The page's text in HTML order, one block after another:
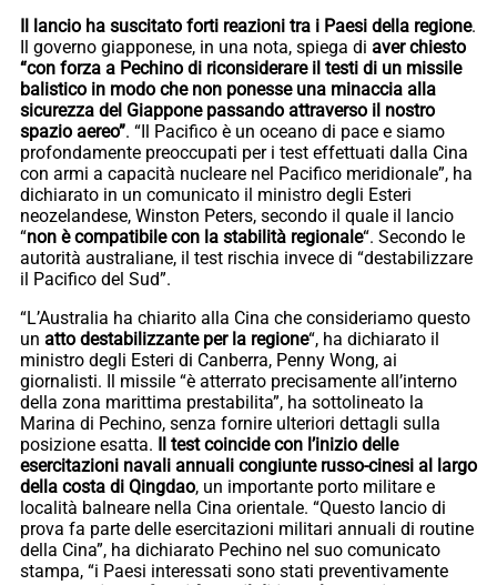
Il lancio ha suscitato forti reazioni tra i Paesi della regione.
Il governo giapponese, in una nota, spiega di aver chiesto
“con forza a Pechino di riconsiderare il testi di un missile
balistico in modo che non ponesse una minaccia alla
sicurezza del Giappone passando attraverso il nostro
spazio aereo”. “Il Pacifico è un oceano di pace e siamo
profondamente preoccupati per i test effettuati dalla Cina
con armi a capacità nucleare nel Pacifico meridionale”, ha
dichiarato in un comunicato il ministro degli Esteri
neozelandese, Winston Peters, secondo il quale il lancio
“non è compatibile con la stabilità regionale“. Secondo le
autorità australiane, il test rischia invece di “destabilizzare
il Pacifico del Sud”.
“L’Australia ha chiarito alla Cina che consideriamo questo
un atto destabilizzante per la regione“, ha dichiarato il
ministro degli Esteri di Canberra, Penny Wong, ai
giornalisti. Il missile “è atterrato precisamente all’interno
della zona marittima prestabilita”, ha sottolineato la
Marina di Pechino, senza fornire ulteriori dettagli sulla
posizione esatta. Il test coincide con l’inizio delle
esercitazioni navali annuali congiunte russo-cinesi al largo
della costa di Qingdao, un importante porto militare e
località balneare nella Cina orientale. “Questo lancio di
prova fa parte delle esercitazioni militari annuali di routine
della Cina”, ha dichiarato Pechino nel suo comunicato
stampa, “i Paesi interessati sono stati preventivamente